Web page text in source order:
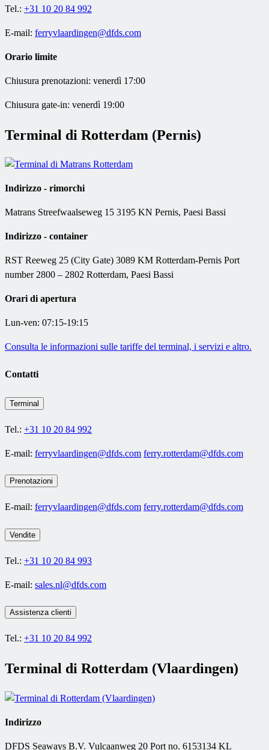
Tel.: +31 10 20 84 992
E-mail: ferryvlaardingen@dfds.com
Orario limite
Chiusura prenotazioni: venerdì 17:00
Chiusura gate-in: venerdì 19:00
Terminal di Rotterdam (Pernis)
Indirizzo - rimorchi
Matrans Streefwaalseweg 15 3195 KN Pernis, Paesi Bassi
Indirizzo - container
RST Reeweg 25 (City Gate) 3089 KM Rotterdam-Pernis Port
number 2800 – 2802 Rotterdam, Paesi Bassi
Orari di apertura
Lun-ven: 07:15-19:15
Consulta le informazioni sulle tariffe del terminal, i servizi e altro.
Contatti
Terminal
Tel.: +31 10 20 84 992
E-mail: ferryvlaardingen@dfds.com ferry.rotterdam@dfds.com
Prenotazioni
E-mail: ferryvlaardingen@dfds.com ferry.rotterdam@dfds.com
Vendite
Tel.: +31 10 20 84 993
E-mail: sales.nl@dfds.com
Assistenza clienti
Tel.: +31 10 20 84 992
Terminal di Rotterdam (Vlaardingen)
Indirizzo
DFDS Seaways B.V. Vulcaanweg 20 Port no. 6153134 KL